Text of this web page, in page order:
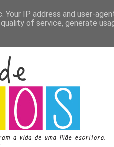
IP address and user-
of service, generate